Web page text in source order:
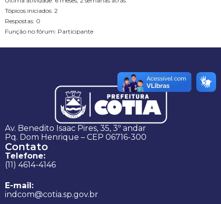
Tópicos iniciados: 2
Respostas: 0
Função no fórum: Participante
Av. Benedito Isaac Pires, 35, 3º andar
Pq. Dom Henrique – CEP 06716-300
Contato
Telefone:
(11) 4614-4146
E-mail:
indcom@cotia.sp.gov.br